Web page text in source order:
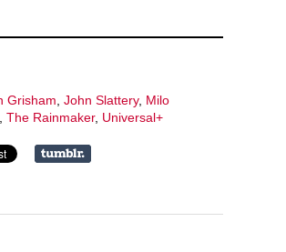
Grisham John Slattery, Milo
The Rainmaker, Universal+